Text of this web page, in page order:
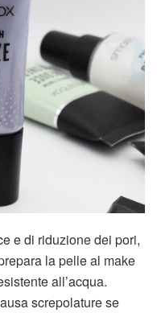
e di riduzione dei pori,
la pelle al make
all’acqua.
screpolature se